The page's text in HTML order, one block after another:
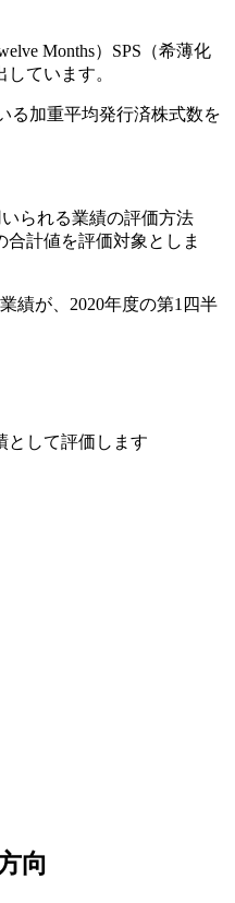
Months）SPS（希薄化
ています。
る加重平均発行済株式数を
られる業績の評価方法
合計値を評価対象としま
績が、2020年度の第1四半
として評価します
向